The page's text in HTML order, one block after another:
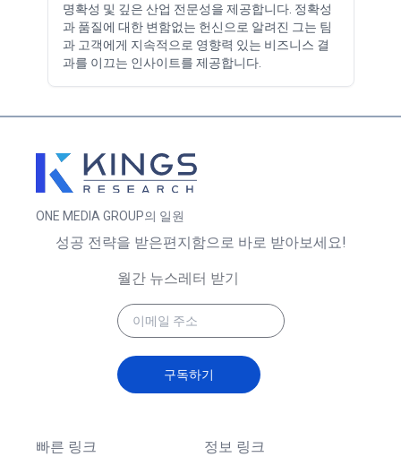
명확성 및 깊은 산업 전문성을 제공합니다. 정확성
과 품질에 대한 변함없는 헌신으로 알려진 그는 팀
과 고객에게 지속적으로 영향력 있는 비즈니스 결
과를 이끄는 인사이트를 제공합니다.
ONE MEDIA GROUP의 일원
빠른 링크 정보 링크
성공 전략을 받은편지함으로 바로 받아보세요!
월간 뉴스레터 받기
구독하기